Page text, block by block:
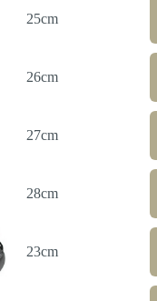
25cm
26cm
27cm
28cm
23cm